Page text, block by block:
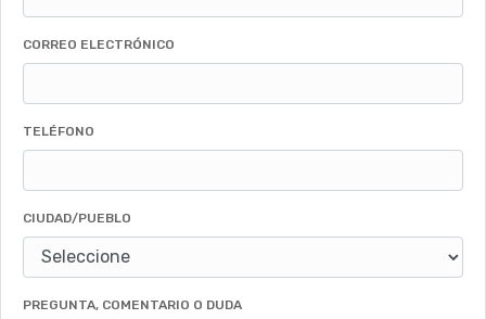
CORREO ELECTRÓNICO
TELÉFONO
CIUDAD/PUEBLO
PREGUNTA, COMENTARIO O DUDA